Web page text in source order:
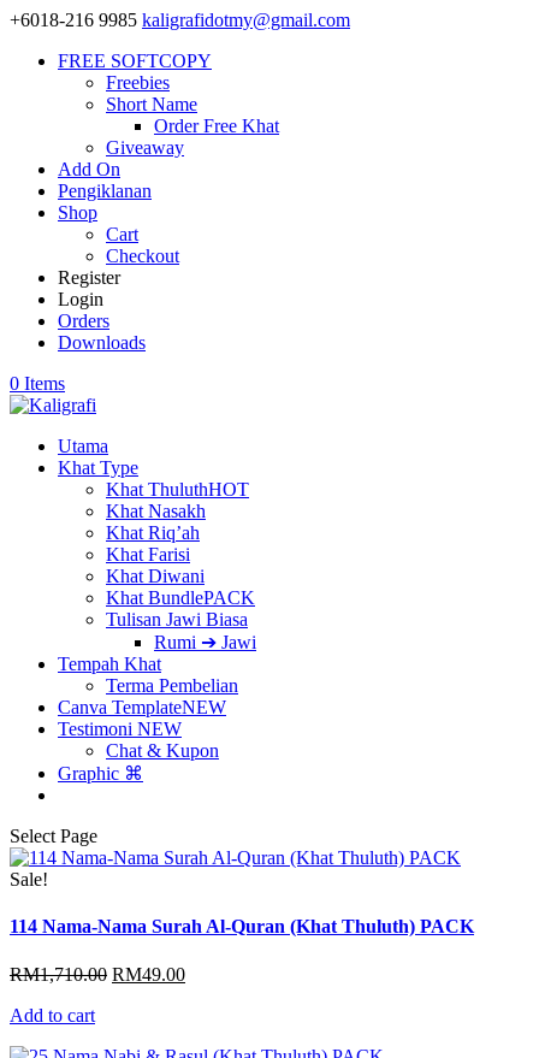
+6018-216 9985 kaligrafidotmy@gmail.com
FREE SOFTCOPY
Freebies
Short Name
Order Free Khat
Giveaway
Add On
Pengiklanan
Shop
Cart
Checkout
Register
Login
Orders
Downloads
0 Items
Utama
Khat Type
Khat ThuluthHOT
Khat Nasakh
Khat Riq’ah
Khat Farisi
Khat Diwani
Khat BundlePACK
Tulisan Jawi Biasa
Rumi ➔ Jawi
Tempah Khat
Terma Pembelian
Canva TemplateNEW
Testimoni NEW
Chat & Kupon
Graphic ⌘
Select Page
Sale!
114 Nama-Nama Surah Al-Quran (Khat Thuluth) PACK
RM1,710.00 Original
RM49.00Current
Add to cart